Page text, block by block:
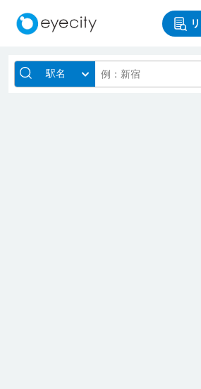
駅名